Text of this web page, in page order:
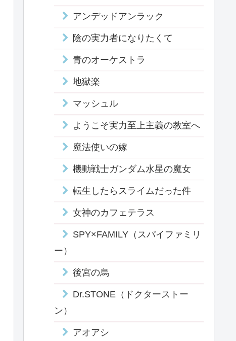
アンデッドアンラック
陰の実力者になりたくて
青のオーケストラ
地獄楽
マッシュル
ようこそ実力至上主義の教室へ
魔法使いの嫁
機動戦士ガンダム水星の魔女
転生したらスライムだった件
女神のカフェテラス
SPY×FAMILY（スパイファミリ
ー）
後宮の烏
Dr.STONE（ドクターストー
ン）
アオアシ